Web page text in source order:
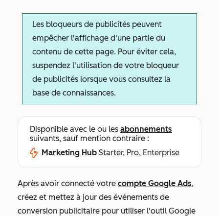
Les bloqueurs de publicités peuvent
empêcher l'affichage d'une partie du
contenu de cette page. Pour éviter cela,
suspendez l'utilisation de votre bloqueur
de publicités lorsque vous consultez la
base de connaissances.
Disponible avec le ou les abonnements
suivants, sauf mention contraire :
Marketing Hub Starter, Pro, Enterprise
Après avoir connecté votre compte Google Ads,
créez et mettez à jour des événements de
conversion publicitaire pour utiliser l'outil Google